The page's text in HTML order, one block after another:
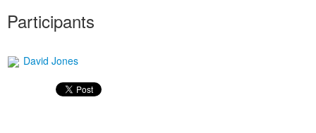
Participants
David Jones